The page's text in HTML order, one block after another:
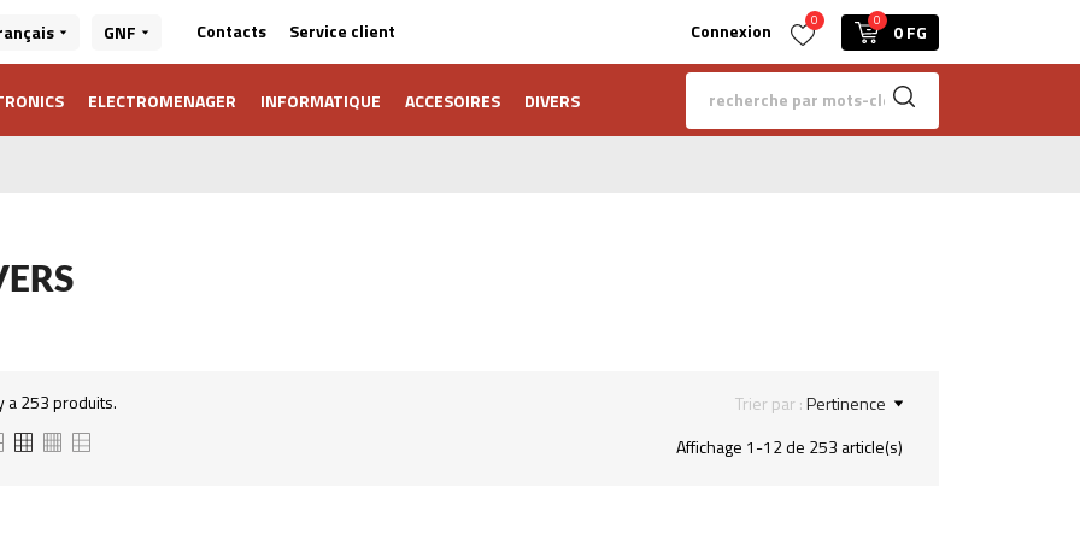
GNF Contacts Service client Connexion 0 0 0 FG
ELECTROMENAGER INFORMATIQUE ACCESOIRES DIVERS
a 253 produits. Trier par :Pertinence
Affichage 1-12 de 253 article(s)